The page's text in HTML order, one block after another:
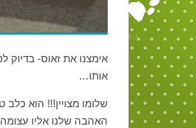
אימצנו את זאוס- בדיוק
אותו…
שלומו מצויין!!! הוא כלב
האהבה שלנו אליו